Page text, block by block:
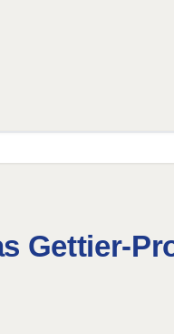
Gettier-